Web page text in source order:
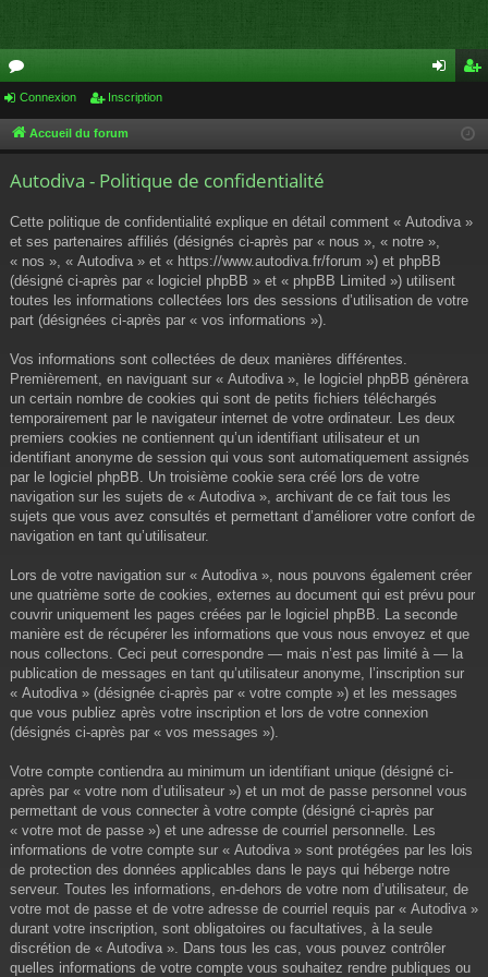
or
u cri
Connexion Inscription
Accueil du forum
Autodiva - Politique de confidentialité
Cette politique de confidentialité explique en détail comment « Autodiva »
et ses partenaires affiliés (désignés ci-après par « nous », « notre »,
« nos », « Autodiva » et « https://www.autodiva.fr/forum ») et phpBB
(désigné ci-après par « logiciel phpBB » et « phpBB Limited ») utilisent
toutes les informations collectées lors des sessions d’utilisation de votre
part (désignées ci-après par « vos informations »).
Vos informations sont collectées de deux manières différentes.
Premièrement, en naviguant sur « Autodiva », le logiciel phpBB génèrera
un certain nombre de cookies qui sont de petits fichiers téléchargés
temporairement par le navigateur internet de votre ordinateur. Les deux
premiers cookies ne contiennent qu’un identifiant utilisateur et un
identifiant anonyme de session qui vous sont automatiquement assignés
par le logiciel phpBB. Un troisième cookie sera créé lors de votre
navigation sur les sujets de « Autodiva », archivant de ce fait tous les
sujets que vous avez consultés et permettant d’améliorer votre confort de
navigation en tant qu’utilisateur.
Lors de votre navigation sur « Autodiva », nous pouvons également créer
une quatrième sorte de cookies, externes au document qui est prévu pour
couvrir uniquement les pages créées par le logiciel phpBB. La seconde
manière est de récupérer les informations que vous nous envoyez et que
nous collectons. Ceci peut correspondre — mais n’est pas limité à — la
publication de messages en tant qu’utilisateur anonyme, l’inscription sur
« Autodiva » (désignée ci-après par « votre compte ») et les messages
que vous publiez après votre inscription et lors de votre connexion
(désignés ci-après par « vos messages »).
Votre compte contiendra au minimum un identifiant unique (désigné ci-
après par « votre nom d’utilisateur ») et un mot de passe personnel vous
permettant de vous connecter à votre compte (désigné ci-après par
« votre mot de passe ») et une adresse de courriel personnelle. Les
informations de votre compte sur « Autodiva » sont protégées par les lois
de protection des données applicables dans le pays qui héberge notre
serveur. Toutes les informations, en-dehors de votre nom d’utilisateur, de
votre mot de passe et de votre adresse de courriel requis par « Autodiva »
durant votre inscription, sont obligatoires ou facultatives, à la seule
discrétion de « Autodiva ». Dans tous les cas, vous pouvez contrôler
quelles informations de votre compte vous souhaitez rendre publiques ou